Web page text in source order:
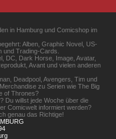
in Hamburg und Comicshop im
Alben, Graphic Novel, US-
und Trading-Cards.
DC, Dark Horse, Image, Avatar,
Avant und vielen anderen
Deadpool, Avengers, Tim und
zu Serien wie The Big
of Thrones?
Du willst jede Woche über die
Comicwelt informiert werden?
genau das Richtige!